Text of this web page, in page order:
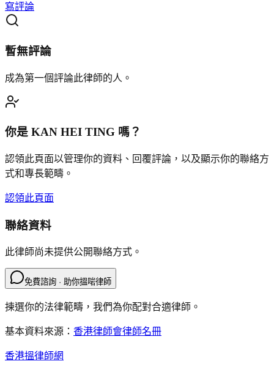
寫評論
暫無評論
成為第一個評論此律師的人。
你是 KAN HEI TING 嗎？
認領此頁面以管理你的資料、回覆評論，以及顯示你的聯絡方
式和專長範疇。
認領此頁面
聯絡資料
此律師尚未提供公開聯絡方式。
免費諮詢 · 助你搵啱律師
揀選你的法律範疇，我們為你配對合適律師。
基本資料來源： 香港律師會律師名冊
香港搵律師網